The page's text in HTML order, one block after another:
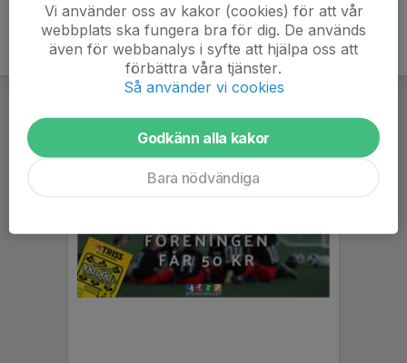
Vi använder oss av kakor (cookies) för att vår
webbplats ska fungera bra för dig. De används
även för webbanalys i syfte att hjälpa oss att
förbättra våra tjänster.
Så använder vi cookies
Godkänn alla kakor
Bara nödvändiga